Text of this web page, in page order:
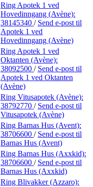
Ring Apotek 1 ved
Hovedinngang (Avène):
38145340 / Send e-post til
Apotek 1 ved
Hovedinngang (Avène)
Ring Apotek 1 ved
Oktanten (Avène):
38092500 / Send e-post til
Apotek 1 ved Oktanten
(Avène)
Ring Vitusapotek (Avène):
38792770 / Send e-post til
Vitusapotek (Avène)
Ring Barnas Hus (Avent):
38706600 / Send e-post til
Barnas Hus (Avent)
Ring Barnas Hus (Axxkid):
38706600 / Send e-post til
Barnas Hus (Axxkid)
Ring Blivakker (Azzaro):